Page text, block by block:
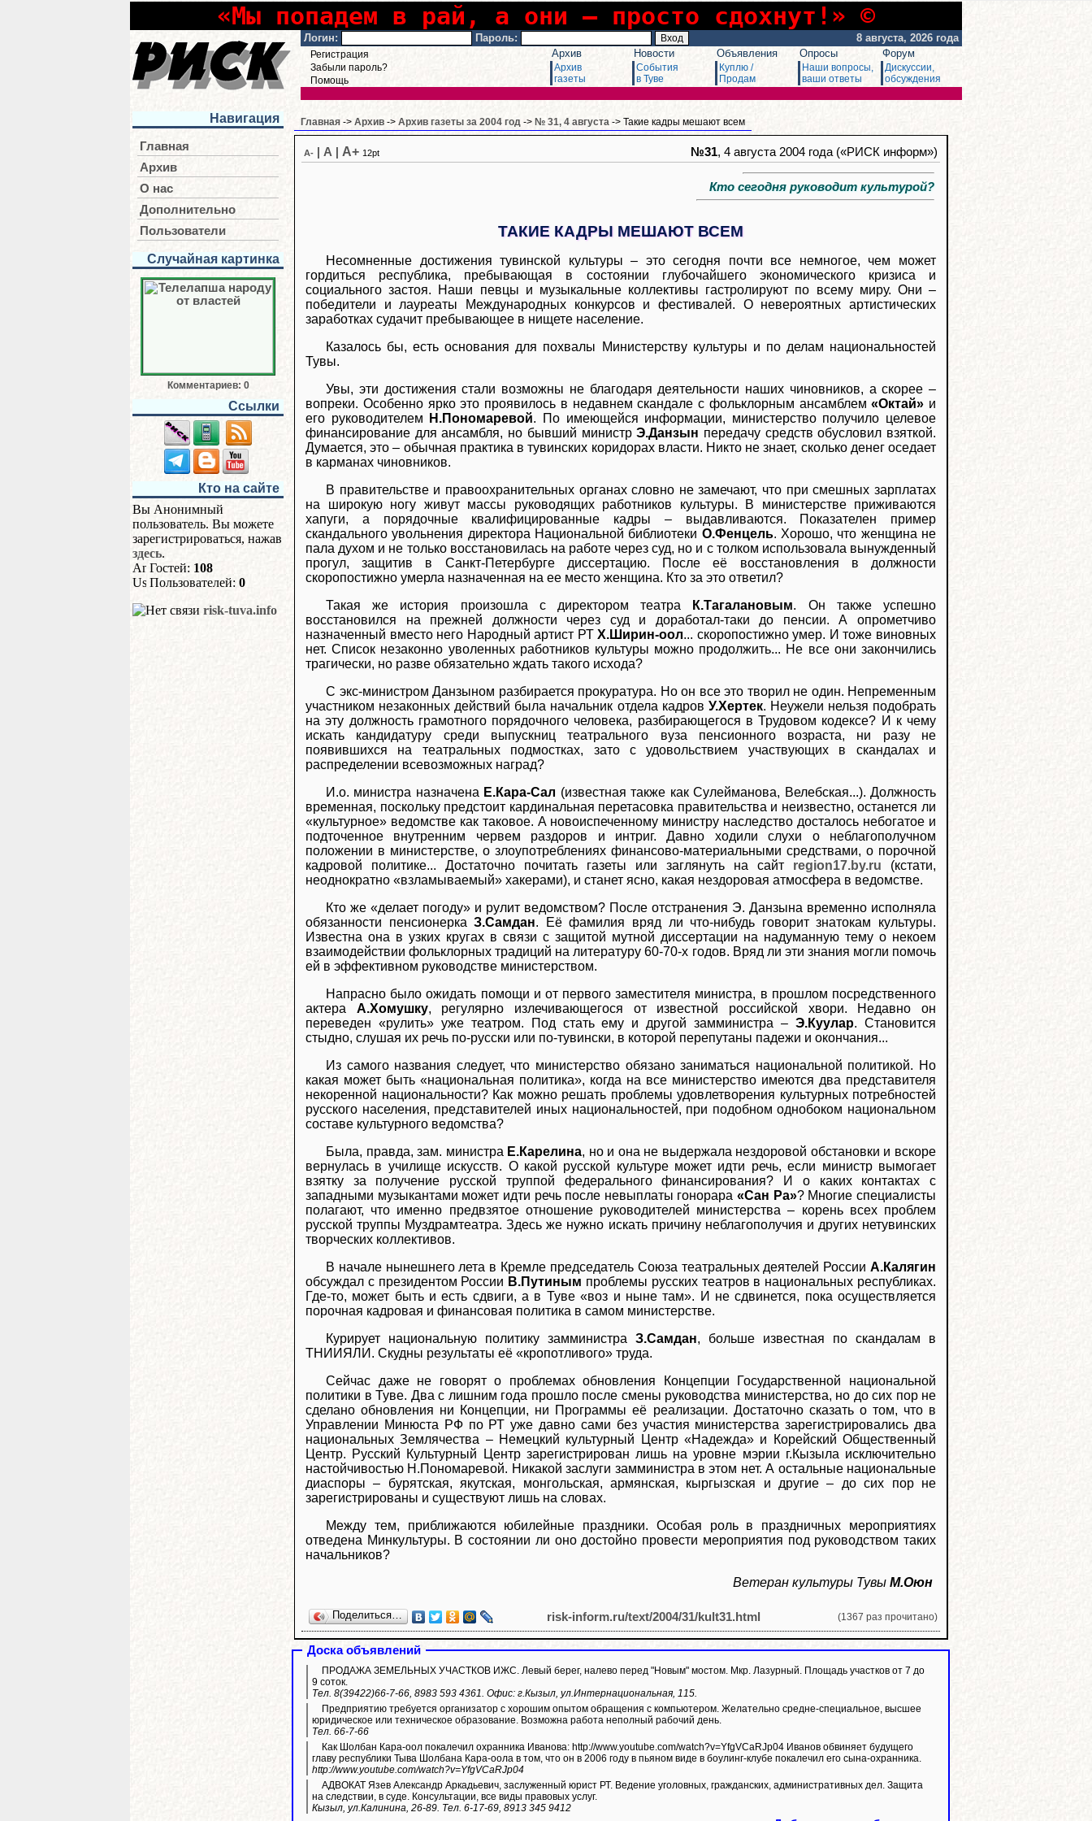
«Мы попадем в рай, а они – просто сдохнут!» ©
Логин: Пароль: 8 августа, 2026 года
Регистрация
Забыли пароль?
Помощь
Архив
Архив
газеты
Новости
События
в Туве
Объявления
Куплю /
Продам
Опросы
Наши вопросы,
ваши ответы
Форум
Дискуссии,
обсуждения
Навигация
Главная
Архив
О нас
Дополнительно
Пользователи
Случайная картинка
Комментариев: 0
Ссылки
Кто на сайте
Вы Анонимный
пользователь. Вы можете
зарегистрироваться, нажав
здесь.
Гостей: 108
Пользователей: 0
risk-tuva.info
Главная -> Архив -> Архив газеты за 2004 год -> № 31, 4 августа -> Такие кадры мешают всем
A- A A+ 12pt №31, 4 августа 2004 года («РИСК информ»)
Кто сегодня руководит культурой?
ТАКИЕ КАДРЫ МЕШАЮТ ВСЕМ
Несомненные достижения тувинской культуры – это сегодня почти все немногое, чем может
гордиться республика, пребывающая в состоянии глубочайшего экономического кризиса и
социального застоя. Наши певцы и музыкальные коллективы гастролируют по всему миру. Они –
победители и лауреаты Международных конкурсов и фестивалей. О невероятных артистических
заработках судачит пребывающее в нищете население.
Казалось бы, есть основания для похвалы Министерству культуры и по делам национальностей
Тувы.
Увы, эти достижения стали возможны не благодаря деятельности наших чиновников, а скорее –
вопреки. Особенно ярко это проявилось в недавнем скандале с фольклорным ансамблем«Октай» и
его руководителем
Н.Пономаревой. По имеющейся информации, министерство получило целевое
финансирование для ансамбля, но бывший министрЭ.Данзын передачу средств обусловил взяткой.
Думается, это – обычная практика в тувинских коридорах власти. Никто не знает, сколько денег оседает
в карманах чиновников.
В правительстве и правоохранительных органах словно не замечают, что при смешных зарплатах
на широкую ногу живут массы руководящих работников культуры. В министерстве приживаются
хапуги, а порядочные квалифицированные кадры – выдавливаются. Показателен пример
скандального увольнения директора Национальной библиотеки О.Фенцель. Хорошо, что женщина не
пала духом и не только восстановилась на работе через суд, но и с толком использовала вынужденный
прогул, защитив в Санкт-Петербурге диссертацию. После её восстановления в должности
скоропостижно умерла назначенная на ее место женщина. Кто за это ответил?
Такая же история произошла с директором театра
К.Тагалановым. Он также успешно
восстановился на прежней должности через суд и доработал-таки до пенсии. А опрометчиво
назначенный вместо него Народный артист РТХ.Ширин-оол... скоропостижно умер. И тоже виновных
нет. Список незаконно уволенных работников культуры можно продолжить... Не все они закончились
трагически, но разве обязательно ждать такого исхода?
С экс-министром Данзыном разбирается прокуратура. Но он все это творил не один. Непременным
участником незаконных действий была начальник отдела кадров У.Хертек. Неужели нельзя подобрать
на эту должность грамотного порядочного человека, разбирающегося в Трудовом кодексе? И к чему
искать кандидатуру среди выпускниц театрального вуза пенсионного возраста, ни разу не
появившихся на театральных подмостках, зато с удовольствием участвующих в скандалах и
распределении всевозможных наград?
И.о. министра назначена Е.Кара-Сал (известная также как Сулейманова, Велебская...). Должность
временная, поскольку предстоит кардинальная перетасовка правительства и неизвестно, останется ли
«культурное» ведомстве как таковое. А новоиспеченному министру наследство досталось небогатое и
подточенное внутренним червем раздоров и интриг. Давно ходили слухи о неблагополучном
положении в министерстве, о злоупотреблениях финансово-материальными средствами, о порочной
кадровой политике... Достаточно почитать газеты или заглянуть на сайт region17.by.ru (кстати,
неоднократно «взламываемый» хакерами), и станет ясно, какая нездоровая атмосфера в ведомстве.
Кто же «делает погоду» и рулит ведомством? После отстранения Э. Данзына временно исполняла
обязанности пенсионеркаЗ.Самдан. Её фамилия вряд ли что-нибудь говорит знатокам культуры.
Известна она в узких кругах в связи с защитой мутной диссертации на надуманную тему о некоем
взаимодействии фольклорных традиций на литературу 60-70-х годов. Вряд ли эти знания могли помочь
ей в эффективном руководстве министерством.
Напрасно было ожидать помощи и от первого заместителя министра, в прошлом посредственного
актера А.Хомушку, регулярно излечивающегося от известной российской хвори. Недавно он
переведен «рулить» уже театром. Под стать ему и другой замминистра –Э.Куулар. Становится
стыдно, слушая их речь по-русски или по-тувински, в которой перепутаны падежи и окончания...
Из самого названия следует, что министерство обязано заниматься национальной политикой. Но
какая может быть «национальная политика», когда на все министерство имеются два представителя
некоренной национальности? Как можно решать проблемы удовлетворения культурных потребностей
русского населения, представителей иных национальностей, при подобном однобоком национальном
составе культурного ведомства?
Была, правда, зам. министра Е.Карелина, но и она не выдержала нездоровой обстановки и вскоре
вернулась в училище искусств. О какой русской культуре может идти речь, если министр вымогает
взятку за получение русской труппой федерального финансирования? И о каких контактах с
западными музыкантами может идти речь после невыплаты гонорара«Сан Ра»? Многие специалисты
полагают, что именно предвзятое отношение руководителей министерства – корень всех проблем
русской труппы Муздрамтеатра. Здесь же нужно искать причину неблагополучия и других нетувинских
творческих коллективов.
В начале нынешнего лета в Кремле председатель Союза театральных деятелей России А.Калягин
обсуждал с президентом России В.Путиным проблемы русских театров в национальных республиках.
Где-то, может быть и есть сдвиги, а в Туве «воз и ныне там». И не сдвинется, пока осуществляется
порочная кадровая и финансовая политика в самом министерстве.
Курирует национальную политику замминистра З.Самдан, больше известная по скандалам в
ТНИИЯЛИ. Скудны результаты её «кропотливого» труда.
Сейчас даже не говорят о проблемах обновления Концепции Государственной национальной
политики в Туве. Два с лишним года прошло после смены руководства министерства, но до сих пор не
сделано обновления ни Концепции, ни Программы её реализации. Достаточно сказать о том, что в
Управлении Минюста РФ по РТ уже давно сами без участия министерства зарегистрировались два
национальных Землячества – Немецкий культурный Центр «Надежда» и Корейский Общественный
Центр. Русский Культурный Центр зарегистрирован лишь на уровне мэрии г.Кызыла исключительно
настойчивостью Н.Пономаревой. Никакой заслуги замминистра в этом нет. А остальные национальные
диаспоры – бурятская, якутская, монгольская, армянская, кыргызская и другие – до сих пор не
зарегистрированы и существуют лишь на словах.
Между тем, приближаются юбилейные праздники. Особая роль в праздничных мероприятиях
отведена Минкультуры. В состоянии ли оно достойно провести мероприятия под руководством таких
начальников?
Ветеран культуры Тувы М.Оюн
Поделиться… risk-inform.ru/text/2004/31/kult31.html (1367 раз прочитано)
Доска объявлений
ПРОДАЖА ЗЕМЕЛЬНЫХ УЧАСТКОВ ИЖС. Левый берег, налево перед "Новым" мостом. Мкр. Лазурный. Площадь участков от 7 до
9 соток.
Тел. 8(39422)66-7-66, 8983 593 4361. Офис: г.Кызыл, ул.Интернациональная, 115.
Предприятию требуется организатор с хорошим опытом обращения с компьютером. Желательно средне-специальное, высшее
юридическое или техническое образование. Возможна работа неполный рабочий день.
Тел. 66-7-66
Как Шолбан Кара-оол покалечил охранника Иванова: http://www.youtube.com/watch?v=YfgVCaRJp04 Иванов обвиняет будущего
главу республики Тыва Шолбана Кара-оола в том, что он в 2006 году в пьяном виде в боулинг-клубе покалечил его сына-охранника.
http://www.youtube.com/watch?v=YfgVCaRJp04
АДВОКАТ Язев Александр Аркадьевич, заслуженный юрист РТ. Ведение уголовных, гражданских, административных дел. Защита
на следствии, в суде. Консультации, все виды правовых услуг.
Кызыл, ул.Калинина, 26-89. Тел. 6-17-69, 8913 345 9412